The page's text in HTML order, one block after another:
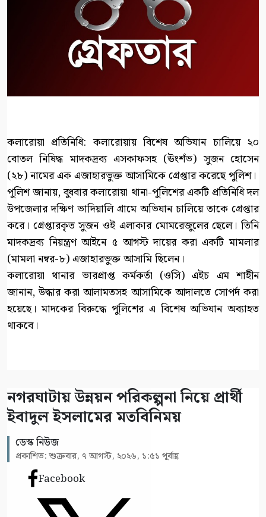
কলারোয়া প্রতিনিধি: কলারোয়ায় বিশেষ অভিযান চালিয়ে ২০
বোতল নিষিদ্ধ মাদকদ্রব্য এসকাফসহ (ঊংশঁভ) সুজন হোসেন
(২৮) নামের এক এজাহারভুক্ত আসামিকে গ্রেপ্তার করেছে পুলিশ।
পুলিশ জানায়, বুধবার কলারোয়া থানা-পুলিশের একটি প্রতিনিধি দল
উপজেলার দক্ষিণ ভাদিয়ালি গ্রামে অভিযান চালিয়ে তাকে গ্রেপ্তার
করে। গ্রেপ্তারকৃত সুজন ওই এলাকার মোমরেজুলের ছেলে। তিনি
মাদকদ্রব্য নিয়ন্ত্রণ আইনে ৫ আগস্ট দায়ের করা একটি মামলার
(মামলা নম্বর-৮) এজাহারভুক্ত আসামি ছিলেন।
কলারোয়া থানার ভারপ্রাপ্ত কর্মকর্তা (ওসি) এইচ এম শাহীন
জানান, উদ্ধার করা আলামতসহ আসামিকে আদালতে সোপর্দ করা
হয়েছে। মাদকের বিরুদ্ধে পুলিশের এ বিশেষ অভিযান অব্যাহত
থাকবে।
নগরঘাটায় উন্নয়ন পরিকল্পনা নিয়ে প্রার্থী
ইবাদুল ইসলামের মতবিনিময়
ডেস্ক নিউজ
প্রকাশিত: শুক্রবার, ৭ আগস্ট, ২০২৬, ১:৫১ পূর্বাহ্ণ
Facebook